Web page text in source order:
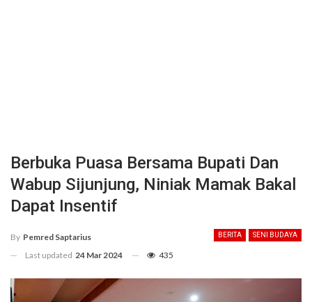
Berbuka Puasa Bersama Bupati Dan
Wabup Sijunjung, Niniak Mamak Bakal
Dapat Insentif
BERITA SENI BUDAYA
By Pemred Saptarius
Last updated 24 Mar 2024 435